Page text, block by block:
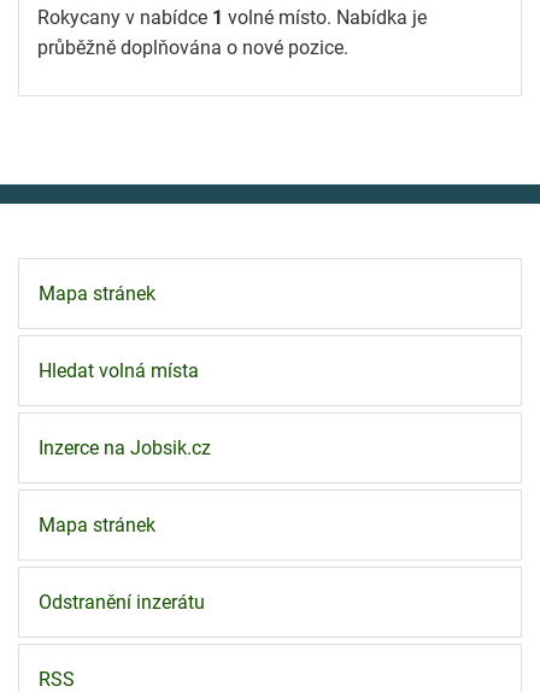
Rokycany v nabídce 1 volné místo. Nabídka je
průběžně doplňována o nové pozice.
Mapa stránek
Hledat volná místa
Inzerce na Jobsik.cz
Mapa stránek
Odstranění inzerátu
RSS